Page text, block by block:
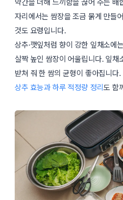
약간을 더해 느끼함을 끊어 주는 배
자리에서는 쌈장을 조금 묽게 만들
것도 요령입니다.
상추·깻잎처럼 향이 강한 잎채소에
살짝 높인 쌈장이 어울립니다. 잎채
받쳐 줘 한 쌈의 균형이 좋아집니다
상추 효능과 하루 적정량 정리도 함